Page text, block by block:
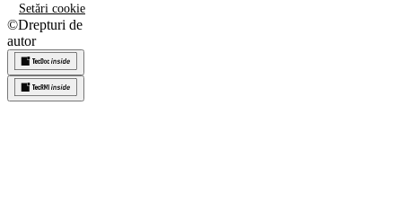
Setări cookie
©Drepturi de
autor